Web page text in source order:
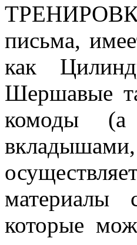
письма,
как
Шершавые
комоды (а
материалы
которые